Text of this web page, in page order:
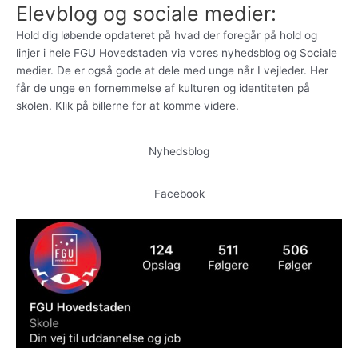
Elevblog og sociale medier:
Hold dig løbende opdateret på hvad der foregår på hold og
linjer i hele FGU Hovedstaden via vores nyhedsblog og Sociale
medier. De er også gode at dele med unge når I vejleder. Her
får de unge en fornemmelse af kulturen og identiteten på
skolen. Klik på billerne for at komme videre.
Nyhedsblog
Facebook